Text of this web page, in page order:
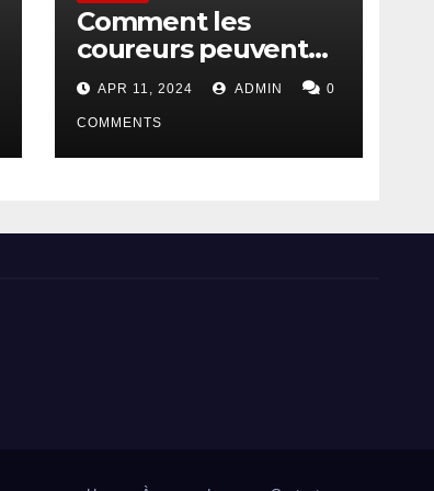
Comment les
coureurs peuvent
soutenir le tourisme
durable
APR 11, 2024 ADMIN 0
COMMENTS